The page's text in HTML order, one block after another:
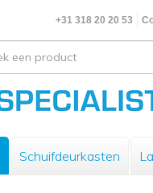
+31 318 20 20 53
Schuifdeurkasten